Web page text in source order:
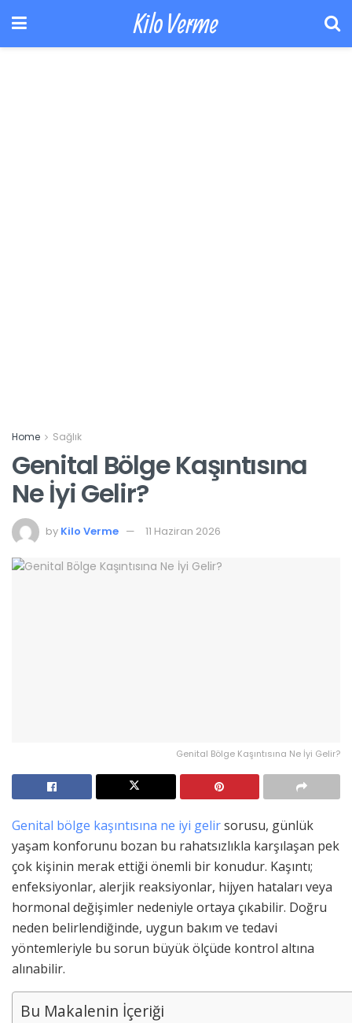
Kilo Verme
Home Sağlık
Genital Bölge Kaşıntısına
Ne İyi Gelir?
by Kilo Verme 11 Haziran 2026
Genital Bölge Kaşıntısına Ne İyi Gelir?
Genital bölge kaşıntısına ne iyi gelirsorusu, günlük
yaşam konforunu bozan bu rahatsızlıkla karşılaşan pek
çok kişinin merak ettiği önemli bir konudur. Kaşıntı;
enfeksiyonlar, alerjik reaksiyonlar, hijyen hataları veya
hormonal değişimler nedeniyle ortaya çıkabilir. Doğru
neden belirlendiğinde, uygun bakım ve tedavi
yöntemleriyle bu sorun büyük ölçüde kontrol altına
alınabilir.
Bu Makalenin İçeriği